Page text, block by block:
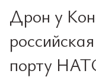
Дрон у
порту